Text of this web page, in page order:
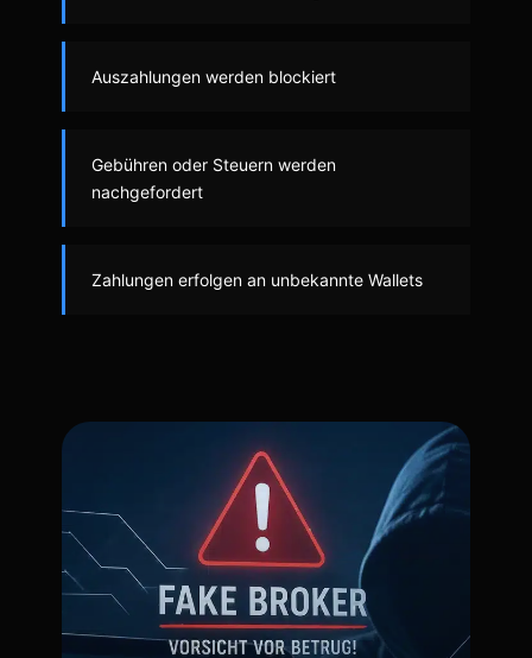
Auszahlungen werden blockiert
Gebühren oder Steuern werden
nachgefordert
Zahlungen erfolgen an unbekannte Wallets